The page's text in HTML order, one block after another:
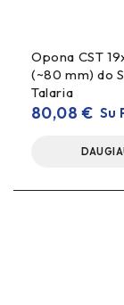
Opona CST
(~80 mm) do
Talaria
80,08€ Su